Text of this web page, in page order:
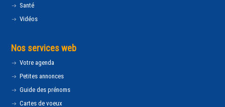
Santé
Vidéos
Nos services web
Votre agenda
Petites annonces
Guide des prénoms
Cartes de voeux